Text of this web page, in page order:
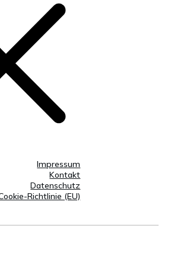
Impressum
Kontakt
Datenschutz
Richtlinie (EU)